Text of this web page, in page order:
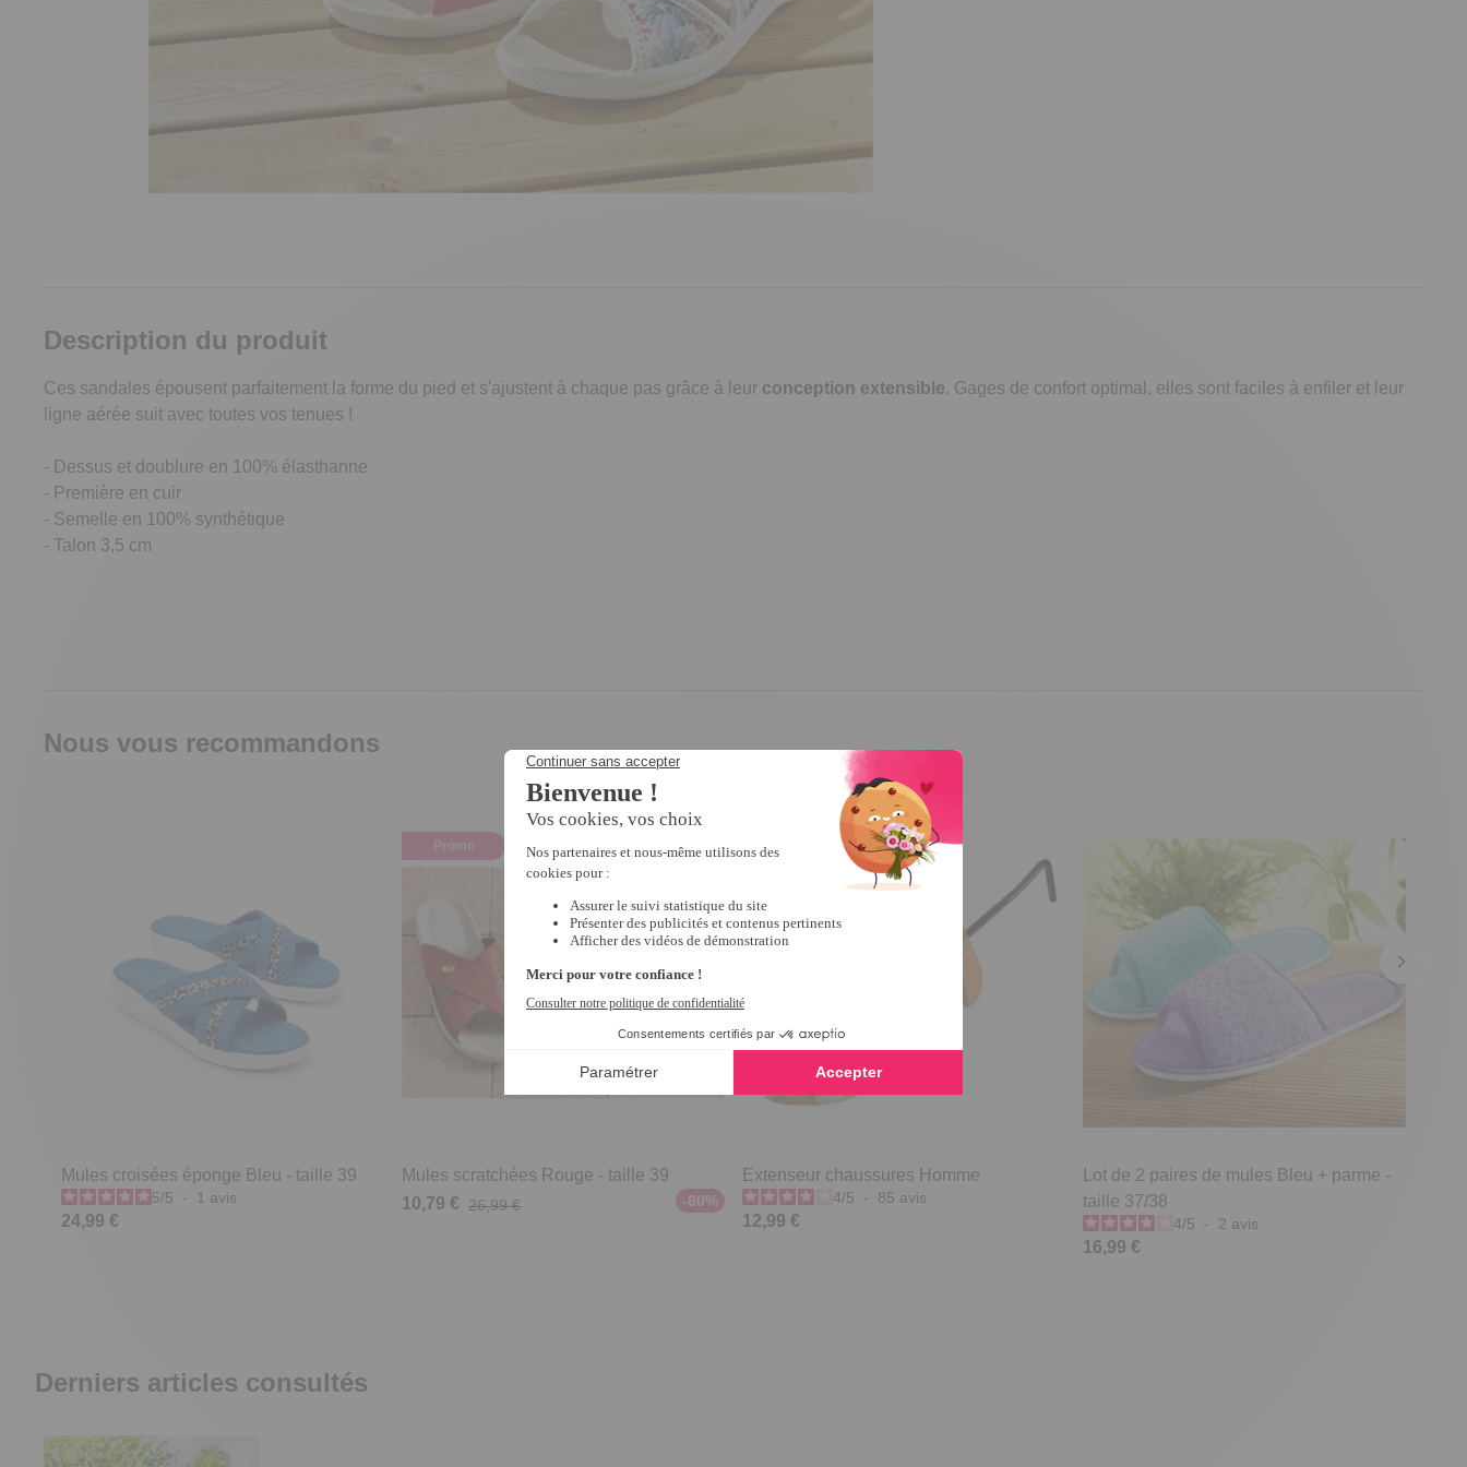
Description du produit
Ces sandales épousent parfaitement la forme du pied et s'ajustent à chaque pas grâce à leur conception extensible. Gages de confort optimal, elles sont faciles à enfiler et leur
ligne aérée suit avec toutes vos tenues !
- Dessus et doublure en 100% élasthanne
- Première en cuir
- Semelle en 100% synthétique
- Talon 3,5 cm
Nous vous recommandons
Mules croisées éponge Bleu - taille 39
5/5 - 1 avis
24,99 €
Promo
Mules scratchées Rouge - taille 39
10,79 € 26,99 € -60%
Extenseur chaussures Homme
4/5 - 85 avis
12,99 €
Lot de 2 paires de mules Bleu + parme -
taille 37/38
4/5 - 2 avis
16,99 €
Derniers articles consultés